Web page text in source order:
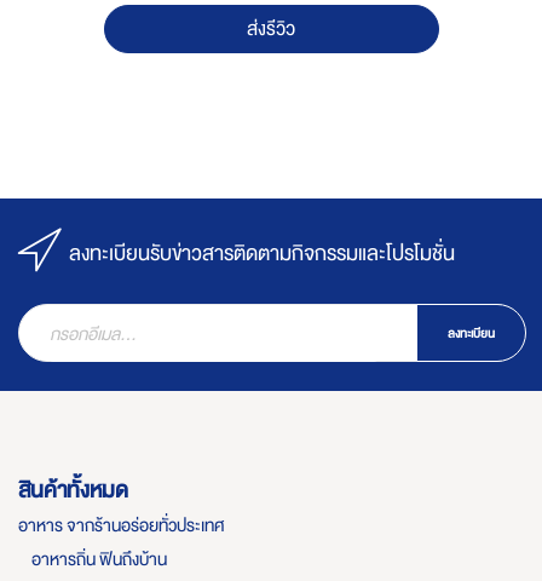
ส่งรีวิว
ลงทะเบียนรับข่าวสารติดตามกิจกรรมและโปรโมชั่น
ลงทะเบียน
สินค้าทั้งหมด
อาหาร จากร้านอร่อยทั่วประเทศ
อาหารถิ่น ฟินถึงบ้าน